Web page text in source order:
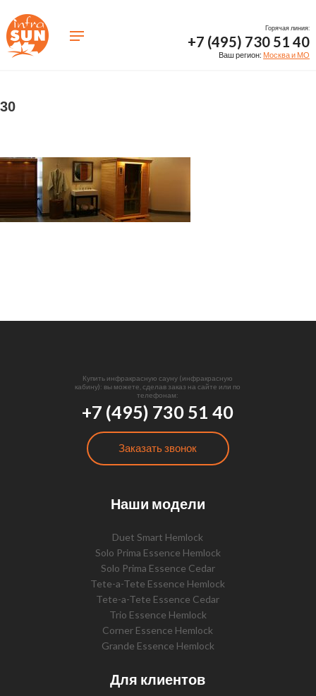
Горячая линия:
+7 (495) 730 51 40
Ваш регион: Москва и МО
30
Купить инфракрасную сауну (инфракрасную
кабину): вы можете, сделав заказ на сайте или по
телефонам:
+7 (495) 730 51 40
Заказать звонок
Наши модели
Duet Smart Hemlock
Solo Prima Essence Hemlock
Solo Prima Essence Cedar
Tete-a-Tete Essence Hemlock
Tete-a-Tete Essence Cedar
Trio Essence Hemlock
Corner Essence Hemlock
Grande Essence Hemlock
Для клиентов